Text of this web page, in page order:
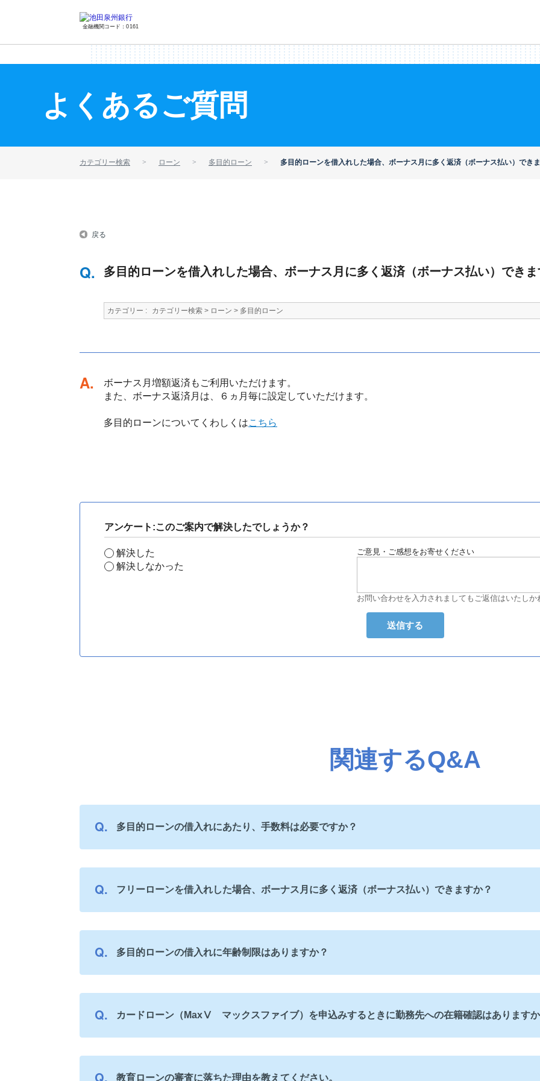
金融機関コード：0161
よくあるご質問
カテゴリー検索 ローン 多目的ローン 多目的ローンを借入れした場合、ボーナス月に多く返済（ボーナス払い）でき
戻る
多目的ローンを借入れした場合、ボーナス月に多く返済（ボーナス払い）でき
カテゴリー : カテゴリー検索 > ローン > 多目的ローン
回答
ボーナス月増額返済もご利用いただけます。
また、ボーナス返済月は、６ヵ月毎に設定していただけます。
多目的ローンについてくわしくはこちら
アンケート:このご案内で解決したでしょうか？
解決した
解決しなかった
ご意見・ご感想をお寄せください
お問い合わせを入力されましてもご返信はいたしか
関連するQ&A
多目的ローンの借入れにあたり、手数料は必要ですか？
フリーローンを借入れした場合、ボーナス月に多く返済（ボーナス払い）できますか？
多目的ローンの借入れに年齢制限はありますか？
カードローン（MaxⅤ マックスファイブ）を申込みするときに勤務先への在籍確認はあります
教育ローンの審査に落ちた理由を教えてください。